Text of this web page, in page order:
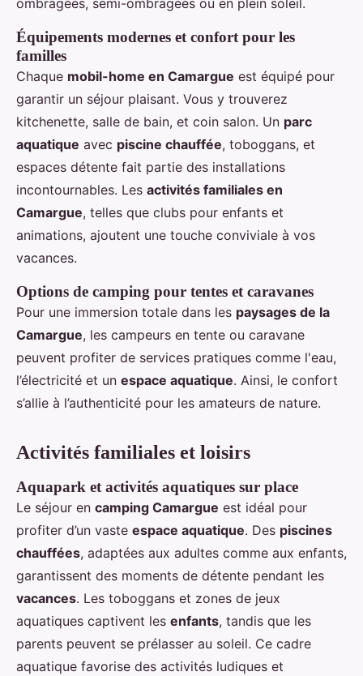
ombragées, semi-ombragées ou en plein soleil.
Équipements modernes et confort pour les
familles
Chaque mobil-home en Camargue est équipé pour
garantir un séjour plaisant. Vous y trouverez
kitchenette, salle de bain, et coin salon. Un parc
aquatique avec piscine chauffée, toboggans, et
espaces détente fait partie des installations
incontournables. Les activités familiales en
Camargue, telles que clubs pour enfants et
animations, ajoutent une touche conviviale à vos
vacances.
Options de camping pour tentes et caravanes
Pour une immersion totale dans les paysages de la
Camargue, les campeurs en tente ou caravane
peuvent profiter de services pratiques comme l'eau,
l’électricité et un espace aquatique. Ainsi, le confort
s’allie à l’authenticité pour les amateurs de nature.
Activités familiales et loisirs
Aquapark et activités aquatiques sur place
Le séjour en camping Camargue est idéal pour
profiter d’un vaste espace aquatique. Des piscines
chauffées, adaptées aux adultes comme aux enfants,
garantissent des moments de détente pendant les
vacances. Les toboggans et zones de jeux
aquatiques captivent les enfants, tandis que les
parents peuvent se prélasser au soleil. Ce cadre
aquatique favorise des activités ludiques et